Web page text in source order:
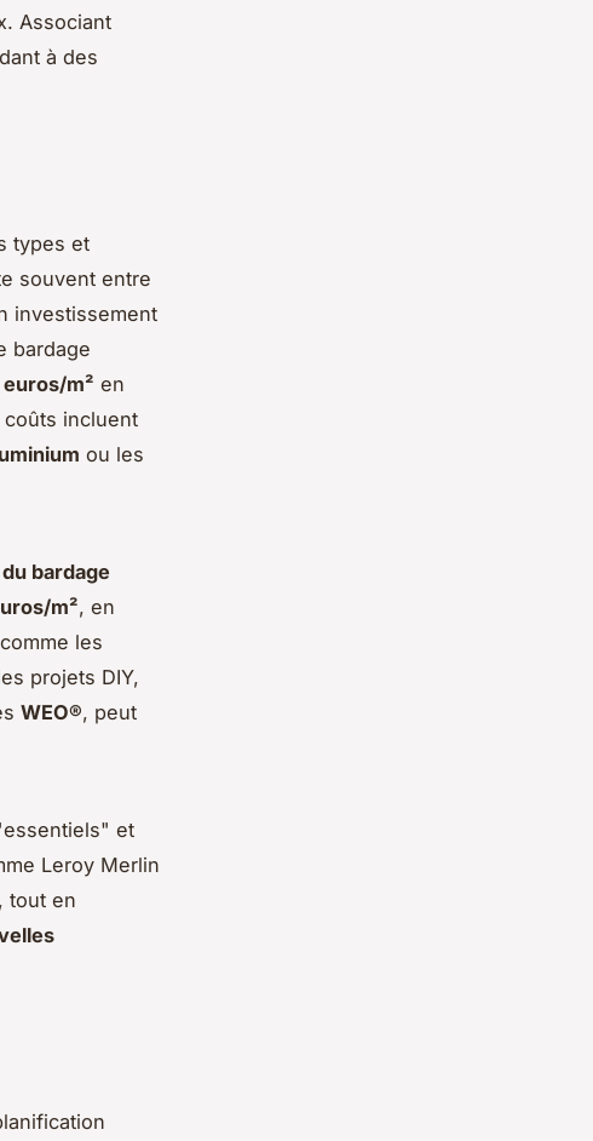
Associant
à des
types et
souvent entre
investissement
bardage
euros/m² en
incluent
ou les
bardage
m², en
les
projets DIY,
WEO®, peut
et
Leroy Merlin
tout en